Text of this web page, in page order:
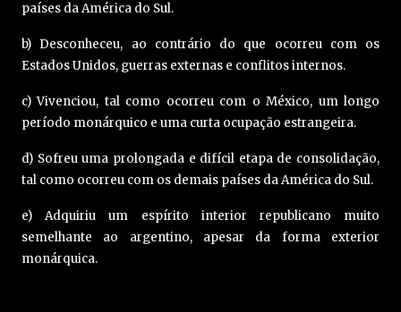
países da América do Sul.
b) Desconheceu, ao contrário do que ocorreu com os
Estados Unidos, guerras externas e conflitos internos.
c) Vivenciou, tal como ocorreu com o México, um longo
período monárquico e uma curta ocupação estrangeira.
d) Sofreu uma prolongada e difícil etapa de consolidação,
tal como ocorreu com os demais países da América do Sul.
e) Adquiriu um espírito interior republicano muito
semelhante ao argentino, apesar da forma exterior
monárquica.